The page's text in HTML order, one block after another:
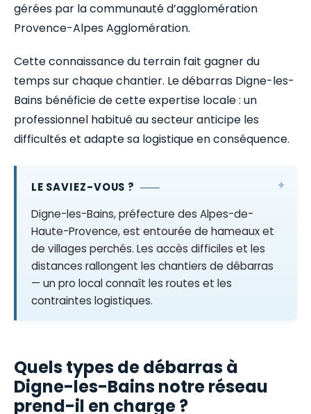
gérées par la communauté d’agglomération
Provence-Alpes Agglomération.
Cette connaissance du terrain fait gagner du
temps sur chaque chantier. Le débarras Digne-les-
Bains bénéficie de cette expertise locale : un
professionnel habitué au secteur anticipe les
difficultés et adapte sa logistique en conséquence.
LE SAVIEZ-VOUS ?
Digne-les-Bains, préfecture des Alpes-de-
Haute-Provence, est entourée de hameaux et
de villages perchés. Les accès difficiles et les
distances rallongent les chantiers de débarras
— un pro local connaît les routes et les
contraintes logistiques.
Quels types de débarras à
Digne-les-Bains notre réseau
prend-il en charge ?